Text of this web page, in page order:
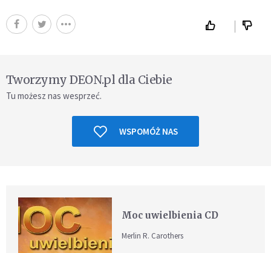
Tworzymy DEON.pl dla Ciebie
Tu możesz nas wesprzeć.
WSPOMÓŻ NAS
Moc uwielbienia CD
Merlin R. Carothers